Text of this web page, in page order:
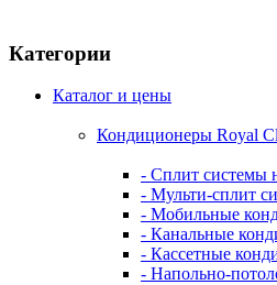
Категории
Каталог и цены
Кондиционеры Royal
- Сплит системы
- Мульти-сплит
- Мобильные
- Канальные
- Кассетные
- Напольно-